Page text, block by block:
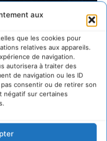
aux
que les cookies pour
relatives aux appareils.
de navigation.
autorisera à traiter des
de navigation ou les ID
consentir ou de retirer son
négatif sur certaines